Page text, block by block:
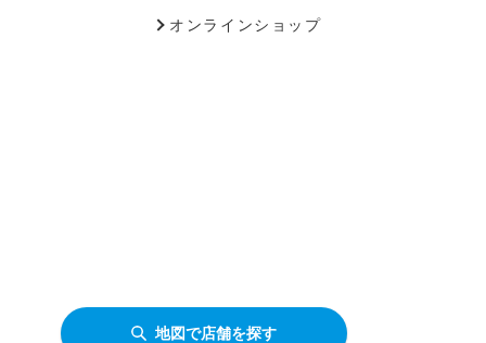
オンラインショップ
地図で店舗を探す